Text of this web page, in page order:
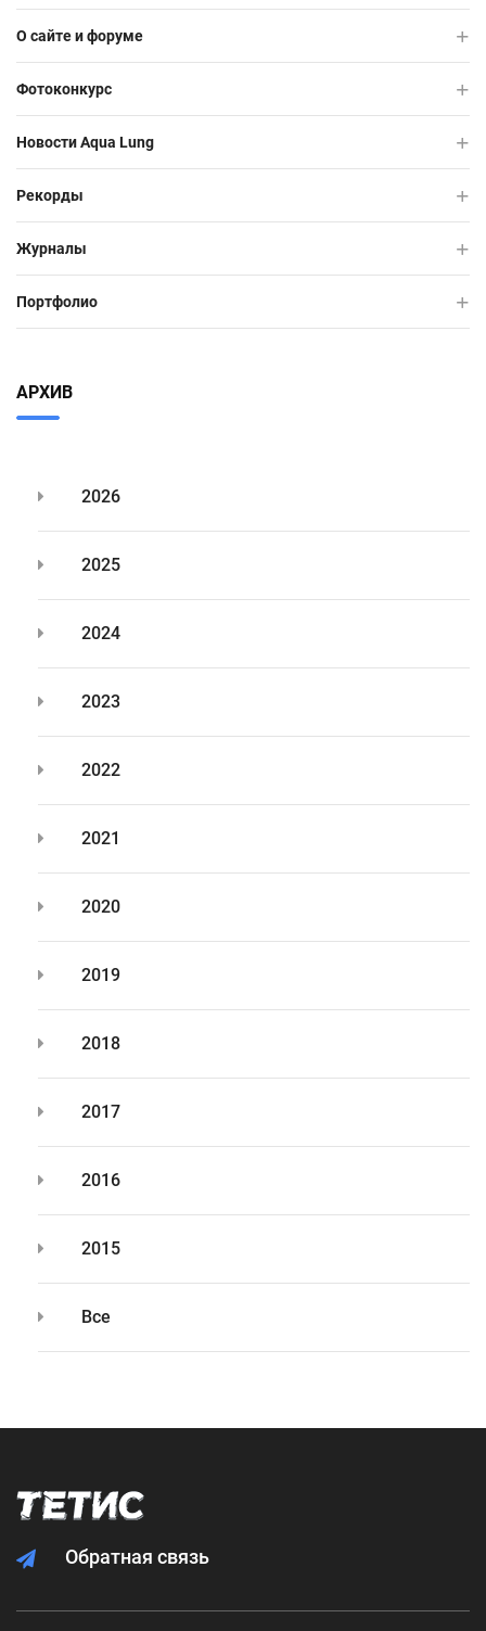
О сайте и форуме
Фотоконкурс
Новости Aqua Lung
Рекорды
Журналы
Портфолио
АРХИВ
2026
2025
2024
2023
2022
2021
2020
2019
2018
2017
2016
2015
Все
Обратная связь